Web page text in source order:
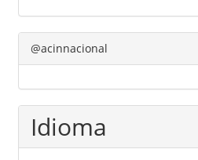
@acinnacional
Idioma